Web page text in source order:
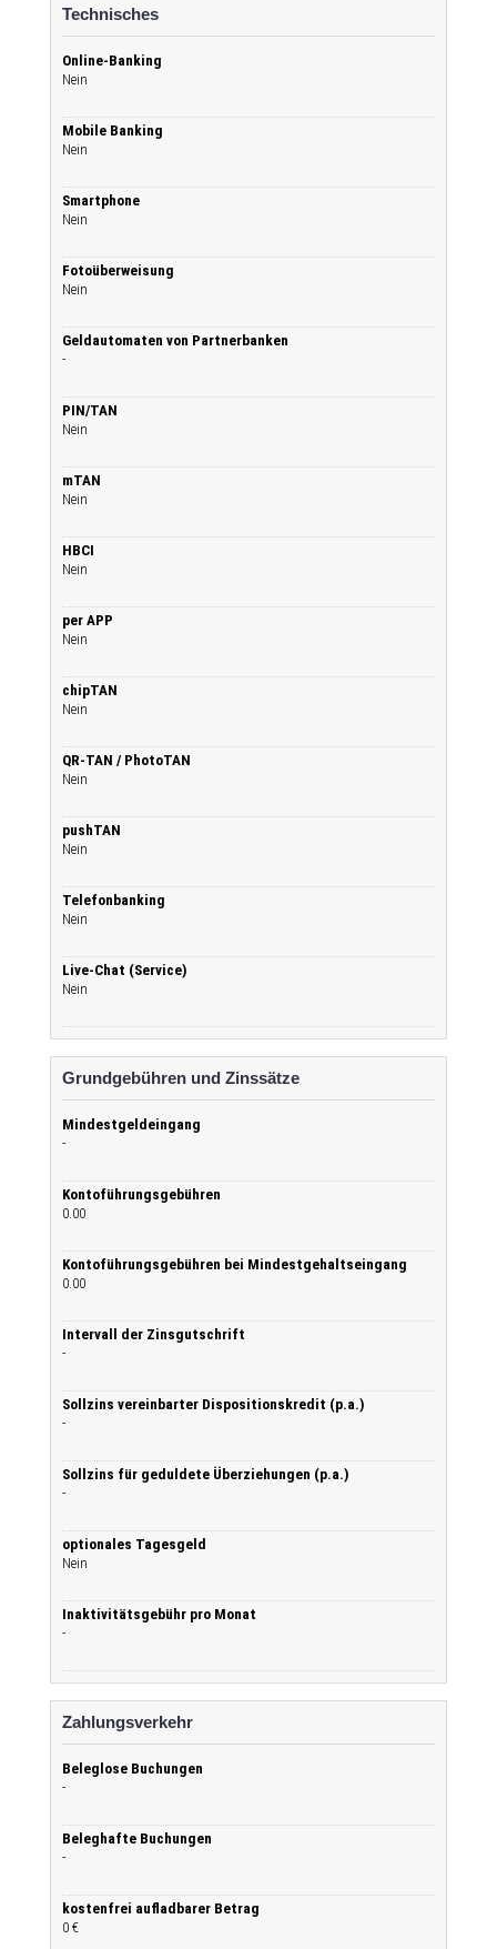
Technisches
Online-Banking
Nein
Mobile Banking
Nein
Smartphone
Nein
Fotoüberweisung
Nein
Geldautomaten von Partnerbanken
-
PIN/TAN
Nein
mTAN
Nein
HBCI
Nein
per APP
Nein
chipTAN
Nein
QR-TAN / PhotoTAN
Nein
pushTAN
Nein
Telefonbanking
Nein
Live-Chat (Service)
Nein
Grundgebühren und Zinssätze
Mindestgeldeingang
-
Kontoführungsgebühren
0.00
Kontoführungsgebühren bei Mindestgehaltseingang
0.00
Intervall der Zinsgutschrift
-
Sollzins vereinbarter Dispositionskredit (p.a.)
-
Sollzins für geduldete Überziehungen (p.a.)
-
optionales Tagesgeld
Nein
Inaktivitätsgebühr pro Monat
-
Zahlungsverkehr
Beleglose Buchungen
-
Beleghafte Buchungen
-
kostenfrei aufladbarer Betrag
0 €